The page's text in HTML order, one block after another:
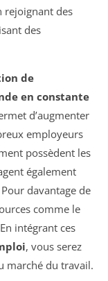
rejoignant des
des
de
en constante
d’augmenter
employeurs
possèdent les
également
Pour davantage de
comme le
intégrant ces
, vous serez
marché du travail.